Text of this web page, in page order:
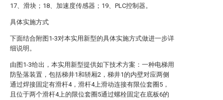
17、滑块；18、加速度传感器；19、PLC控制器。
具体实施方式
下面结合附图1-3对本实用新型的具体实施方式做进一步详
细说明。
由图1-3给出，本实用新型提供如下技术方案：一种电梯用
防坠落装置，包括梯井1和轿厢2，梯井1的内壁对应两侧
通过焊接固定有滑杆4，滑杆4上滑动连接有限位套圈5，
且位于两个滑杆4上的限位套圈5通过螺栓固定在底板6的